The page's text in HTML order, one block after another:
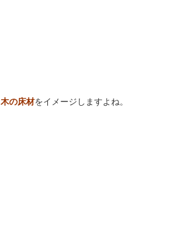
木の床材をイメージしますよね。